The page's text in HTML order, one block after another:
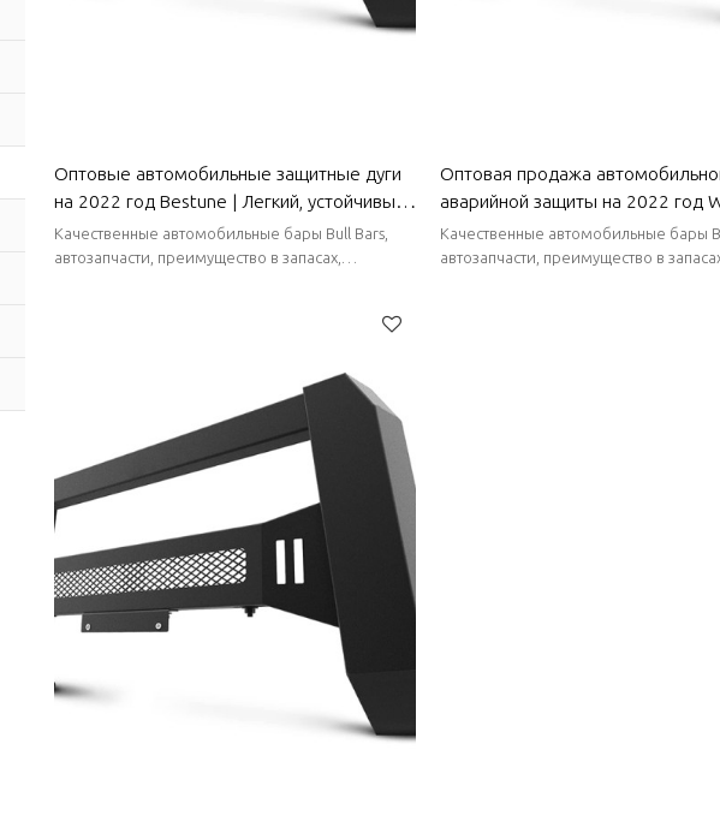
Оптовые автомобильные защитные дуги
на 2022 год Bestune | Легкий, устойчивый
к коррозии и жаростойкий | Автозапчасти
для Bestune
Качественные автомобильные бары Bull Bars,
автозапчасти, преимущество в запасах,
Оптовая продажа
аварийной защиты на 2022 год
Легкий, устойчивый к коррозии и
жаростойкий | Автозапчасти для
Качественные автомобильные бары
автозапчасти, преимущество в